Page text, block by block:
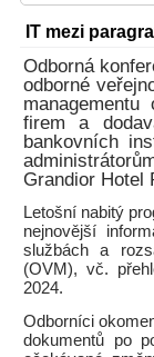
IT mezi
Odborná
odborné
firem a
bankovních
Grandior Hotel
Letošní nabitý
nejnovější
službách a
(OVM), vč.
2024.
Odborníci
dokumentů po